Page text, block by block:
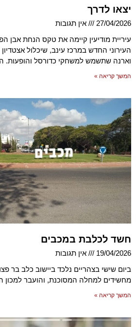
יצאו לדרך
27/04/2026
אין תגובות
עיריית מודיעין קיימה את טקס הנחת אבן
וארנה שתשמש למשחקי כדורסל והופעות. העלות – 150
המשך קריאה »
חשד לכלבת במכבים
19/04/2026
אין תגובות
ביום שישי בצהריים נלכד ביישוב כלב בר
מחשידים למחלה המסוכנת, והועבר למכון
המשך קריאה »